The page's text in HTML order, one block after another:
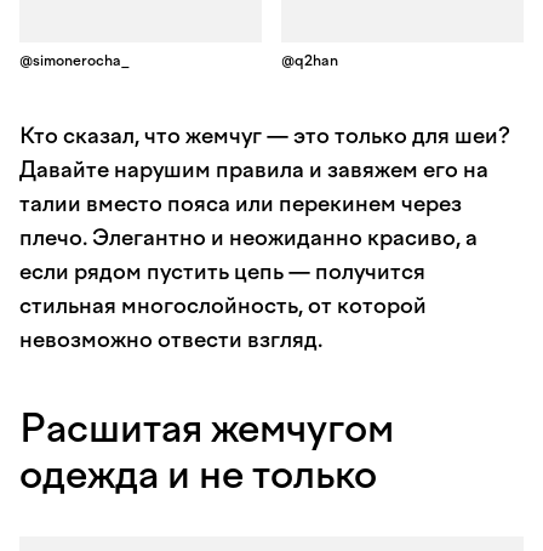
@simonerocha_ @q2han
Кто сказал, что жемчуг — это только для шеи?
Давайте нарушим правила и завяжем его на
талии вместо пояса или перекинем через
плечо. Элегантно и неожиданно красиво, а
если рядом пустить цепь — получится
стильная многослойность, от которой
невозможно отвести взгляд.
Расшитая жемчугом
одежда и не только